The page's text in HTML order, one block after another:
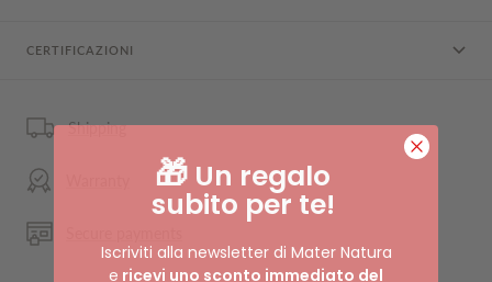
CERTIFICAZIONI
Shipping
🎁 Un regalo
subito per te!
Iscriviti alla newsletter di Mater Natura
e ricevi uno sconto immediato del